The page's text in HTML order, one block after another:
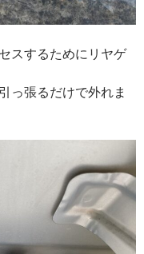
スするためにリヤゲ
っ張るだけで外れま